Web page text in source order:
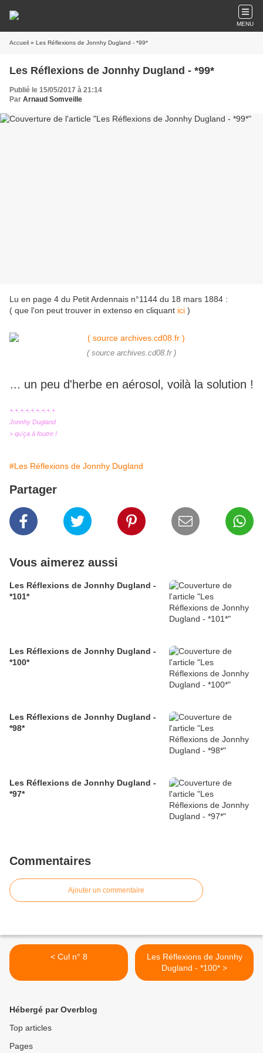
MENU
Accueil » Les Réflexions de Jonnhy Dugland - *99*
Les Réflexions de Jonnhy Dugland - *99*
Publié le 15/05/2017 à 21:14
Par Arnaud Somveille
Lu en page 4 du Petit Ardennais n°1144 du 18 mars 1884 :
( que l'on peut trouver in extenso en cliquant ici )
( source archives.cd08.fr )
... un peu d'herbe en aérosol, voilà la solution !
+.+.+.+.+.+.+.+.+
Jonnhy Dugland
> qu'ça à foutre !
#Les Réflexions de Jonnhy Dugland
Partager
Vous aimerez aussi
Les Réflexions de Jonnhy Dugland -
*101*
Les Réflexions de Jonnhy Dugland -
*100*
Les Réflexions de Jonnhy Dugland -
*98*
Les Réflexions de Jonnhy Dugland -
*97*
Commentaires
Ajouter un commentaire
< Cul n° 8
Les Réflexions de Jonnhy
Dugland - *100* >
Hébergé par Overblog
Top articles
Pages